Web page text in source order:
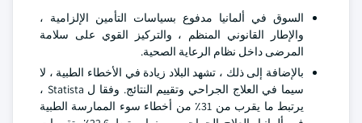
السوق في ألمانيا مدفوع بسياسات التأمين الإلزامية ،
والإطار القانوني المنظم ، والتركيز القوي على سلامة
المرضى داخل نظام الرعاية الصحية.
بالإضافة إلى ذلك ، تشهد البلاد زيادة في الأخطاء الطبية ، لا
سيما في العلاج الجراحي وتقييم النتائج. وفقا ل Statista ،
يرتبط ما يقرب من 31٪ من أخطاء سوء الممارسة الطبية